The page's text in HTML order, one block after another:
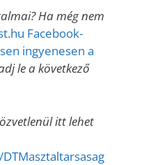
Ha még nem
Facebook-
ingyenesen a
le a következő
itt lehet